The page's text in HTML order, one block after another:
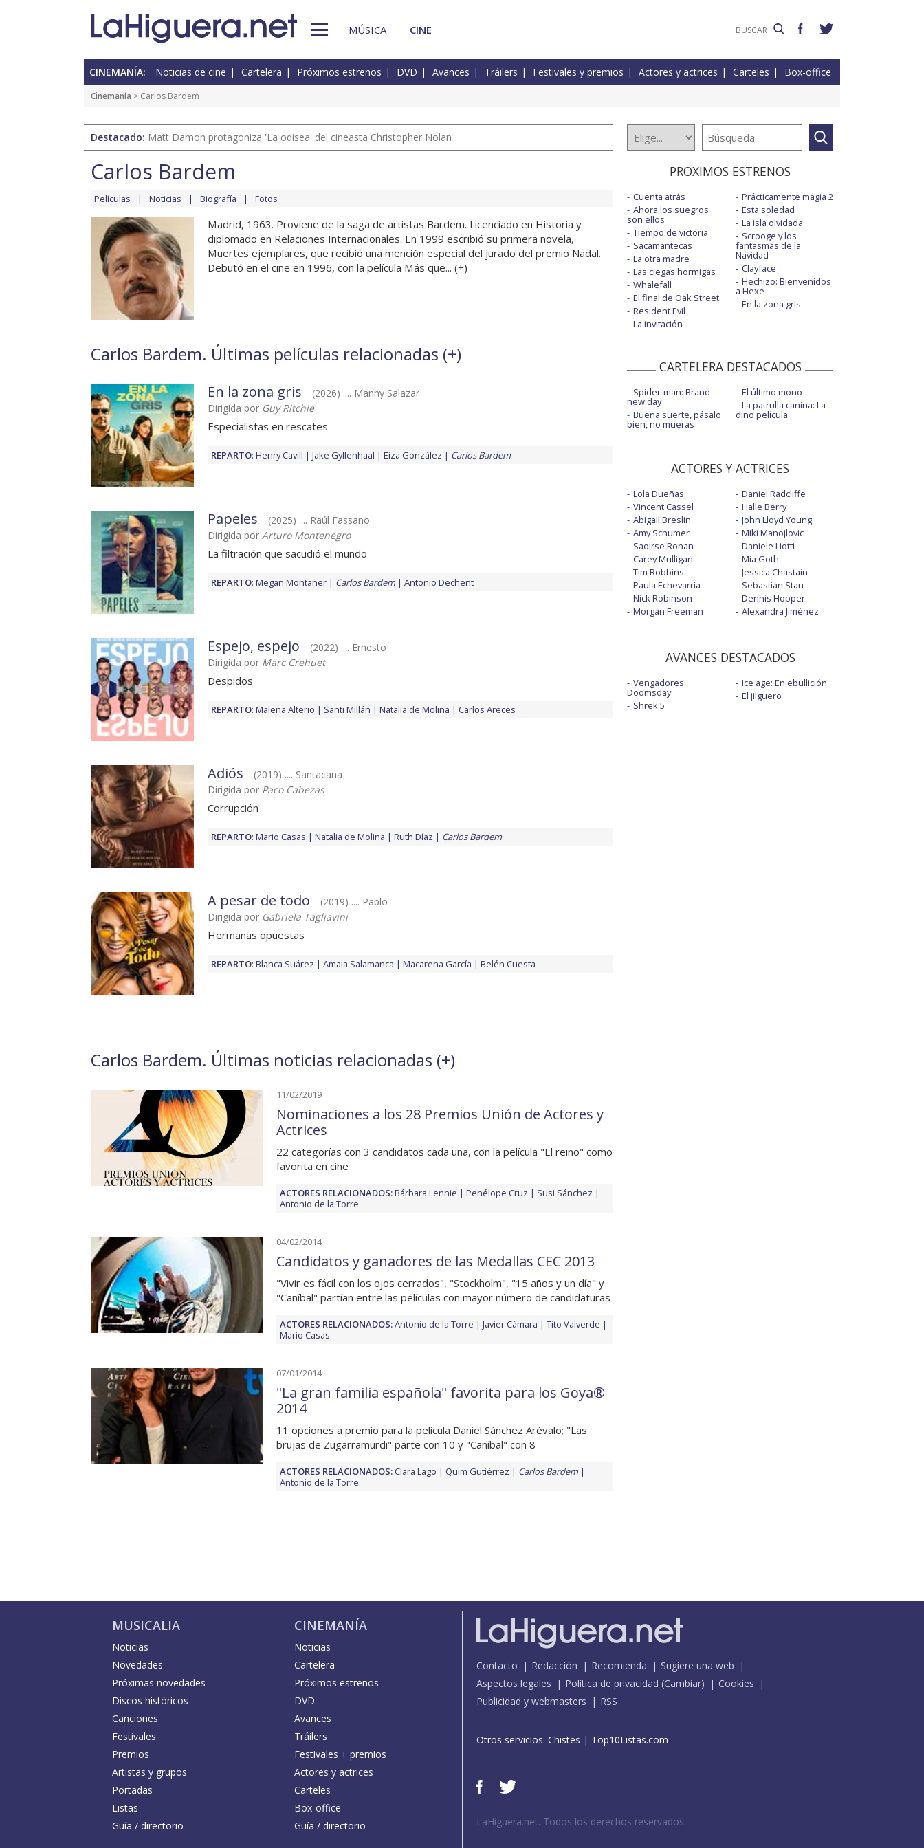
MÚSICA CINE
CINEMANÍA: Noticias de cine Cartelera Próximos estrenos DVD Avances Tráilers Festivales y premios Actores y actrices Carteles Box-office
Cinemanía > Carlos Bardem
Destacado: Matt Damon protagoniza 'La odisea' del cineasta Christopher Nolan
Carlos Bardem
Películas Noticias Biografía Fotos
Madrid, 1963. Proviene de la saga de artistas Bardem. Licenciado en Historia y
diplomado en Relaciones Internacionales. En 1999 escribió su primera novela,
Muertes ejemplares, que recibió una mención especial del jurado del premio Nadal.
Debutó en el cine en 1996, con la película Más que... (+)
Carlos Bardem. Últimas películas relacionadas (+)
En la zona gris
(2026) .... Manny Salazar
Dirigida por Guy Ritchie
Especialistas en rescates
REPARTO: Henry Cavill Jake Gyllenhaal Eiza González Carlos Bardem
Papeles
(2025) .... Raúl Fassano
Dirigida por Arturo Montenegro
La filtración que sacudió el mundo
REPARTO: Megan Montaner Carlos Bardem Antonio Dechent
Espejo, espejo
(2022) .... Ernesto
Dirigida por Marc Crehuet
Despidos
REPARTO: Malena Alterio Santi Millán Natalia de Molina Carlos Areces
Adiós
(2019) .... Santacana
Dirigida por Paco Cabezas
Corrupción
REPARTO: Mario Casas Natalia de Molina Ruth Díaz Carlos Bardem
A pesar de todo
(2019) .... Pablo
Dirigida por Gabriela Tagliavini
Hermanas opuestas
REPARTO: Blanca Suárez Amaia Salamanca Macarena García Belén Cuesta
Carlos Bardem. Últimas noticias relacionadas (+)
11/02/2019
Nominaciones a los 28 Premios Unión de Actores y
Actrices
22 categorías con 3 candidatos cada una, con la película "El reino" como
favorita en cine
ACTORES RELACIONADOS:Bárbara Lennie Penélope Cruz
Susi Sánchez
Antonio de la Torre
04/02/2014
Candidatos y ganadores de las Medallas CEC 2013
"Vivir es fácil con los ojos cerrados", "Stockholm", "15 años y un día" y
"Caníbal" partían entre las películas con mayor número de candidaturas
ACTORES RELACIONADOS:Antonio de la Torre Javier Cámara
Tito Valverde
Mario Casas
07/01/2014
"La gran familia española" favorita para los Goya®
2014
11 opciones a premio para la película Daniel Sánchez Arévalo; "Las
brujas de Zugarramurdi" parte con 10 y "Caníbal" con 8
ACTORES RELACIONADOS:Clara Lago Quim Gutiérrez
Carlos Bardem
Antonio de la Torre
PROXIMOS ESTRENOS
Cuenta atrás
Ahora los suegros
son ellos
Tiempo de victoria
Sacamantecas
La otra madre
Las ciegas hormigas
Whalefall
El final de Oak Street
Resident Evil
La invitación
Prácticamente magia 2
Esta soledad
La isla olvidada
Scrooge y los
fantasmas de la
Navidad
Clayface
Hechizo: Bienvenidos
a Hexe
En la zona gris
CARTELERA DESTACADOS
Spider-man: Brand
new day
Buena suerte, pásalo
bien, no mueras
El último mono
La patrulla canina: La
dino película
ACTORES Y ACTRICES
Lola Dueñas
Vincent Cassel
Abigail Breslin
Amy Schumer
Saoirse Ronan
Carey Mulligan
Tim Robbins
Paula Echevarría
Nick Robinson
Morgan Freeman
Daniel Radcliffe
Halle Berry
John Lloyd Young
Miki Manojlovic
Daniele Liotti
Mia Goth
Jessica Chastain
Sebastian Stan
Dennis Hopper
Alexandra Jiménez
AVANCES DESTACADOS
Vengadores:
Doomsday
Shrek 5
Ice age: En ebullición
El jilguero
MUSICALIA
Noticias
Novedades
Próximas novedades
Discos históricos
Canciones
Festivales
Premios
Artistas y grupos
Portadas
Listas
Guía / directorio
CINEMANÍA
Noticias
Cartelera
Próximos estrenos
DVD
Avances
Tráilers
Festivales + premios
Actores y actrices
Carteles
Box-office
Guía / directorio
Contacto Redacción Recomienda
Sugiere una web
Aspectos legales
Política de privacidad (Cambiar)
Cookies
Publicidad y webmasters
RSS
Otros servicios: Chistes | Top10Listas.com
LaHiguera.net. Todos los derechos reservados